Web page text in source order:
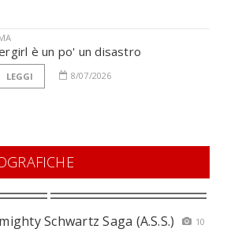
è un po' un disastro
LEGGI 8/07/2026
Schwartz Saga (A.S.S.)
10